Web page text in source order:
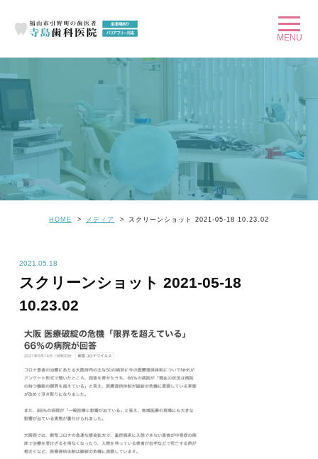
HOME メディア スクリーンショット 2021-05-18 10.23.02
2021.05.18
スクリーンショット 2021-05-18
10.23.02